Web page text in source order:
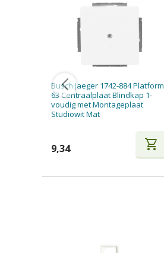
Busch Jaeger 1742-884 Platform
63 Centraalplaat Blindkap 1-
voudig met Montageplaat
Studiowit Mat
9,34 shopping_cart